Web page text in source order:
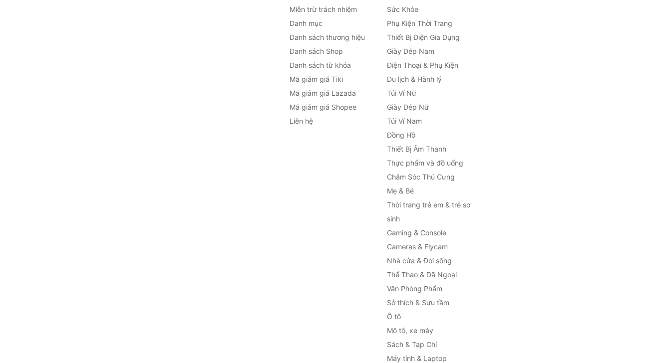
Miễn trừ trách nhiệm
Danh mục
Danh sách thương hiệu
Danh sách Shop
Danh sách từ khóa
Mã giảm giá Tiki
Mã giảm giá Lazada
Mã giảm giá Shopee
Liên hệ
Sức Khỏe
Phụ Kiện Thời Trang
Thiết Bị Điện Gia Dụng
Giày Dép Nam
Điện Thoại & Phụ Kiện
Du lịch & Hành lý
Túi Ví Nữ
Giày Dép Nữ
Túi Ví Nam
Đồng Hồ
Thiết Bị Âm Thanh
Thực phẩm và đồ uống
Chăm Sóc Thú Cưng
Mẹ & Bé
Thời trang trẻ em & trẻ sơ
sinh
Gaming & Console
Cameras & Flycam
Nhà cửa & Đời sống
Thể Thao & Dã Ngoại
Văn Phòng Phẩm
Sở thích & Sưu tầm
Ô tô
Mô tô, xe máy
Sách & Tạp Chí
Máy tính & Laptop